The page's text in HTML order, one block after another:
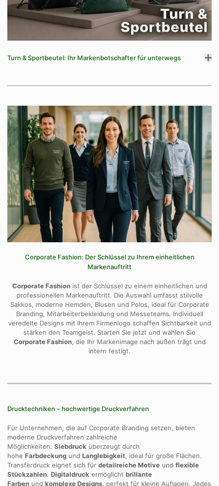
Turn & Sportbeutel: Ihr Markenbotschafter für unterwegs
Corporate Fashion: Der Schlüssel zu Ihrem einheitlichen
Markenauftritt
Corporate Fashionist der Schlüssel zu einem einheitlichen und
professionellen Markenauftritt. Die Auswahl umfasst stilvolle
Sakkos, moderne Hemden, Blusen und Polos, ideal für Corporate
Branding, Mitarbeiterbekleidung und Messeteams. Individuell
veredelte Designs mit Ihrem Firmenlogo schaffen Sichtbarkeit und
stärken den Teamgeist. Starten Sie jetzt und wählen Sie
Corporate Fashion, die Ihr Markenimage nach außen trägt und
intern festigt.
Drucktechniken – hochwertige Druckverfahren
Für Unternehmen, die auf Corporate Branding setzen, bieten
moderne Druckverfahren zahlreiche
Möglichkeiten. Siebdruck überzeugt durch
hohe Farbdeckung und Langlebigkeit, ideal für große Flächen.
Transferdruck eignet sich für detailreiche Motive und flexible
Stückzahlen. Digitaldruck ermöglicht brillante
Farben und komplexe Designs, perfekt für kleine Auflagen. Jedes